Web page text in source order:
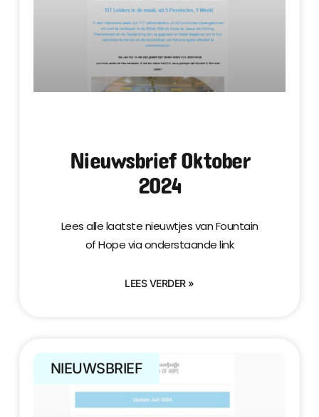
Nieuwsbrief Oktober
2024
Lees alle laatste nieuwtjes van Fountain
of Hope via onderstaande link
LEES VERDER »
NIEUWSBRIEF